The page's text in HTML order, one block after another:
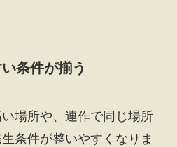
条件が揃う
場所や、連作で同じ場所
条件が整いやすくなりま